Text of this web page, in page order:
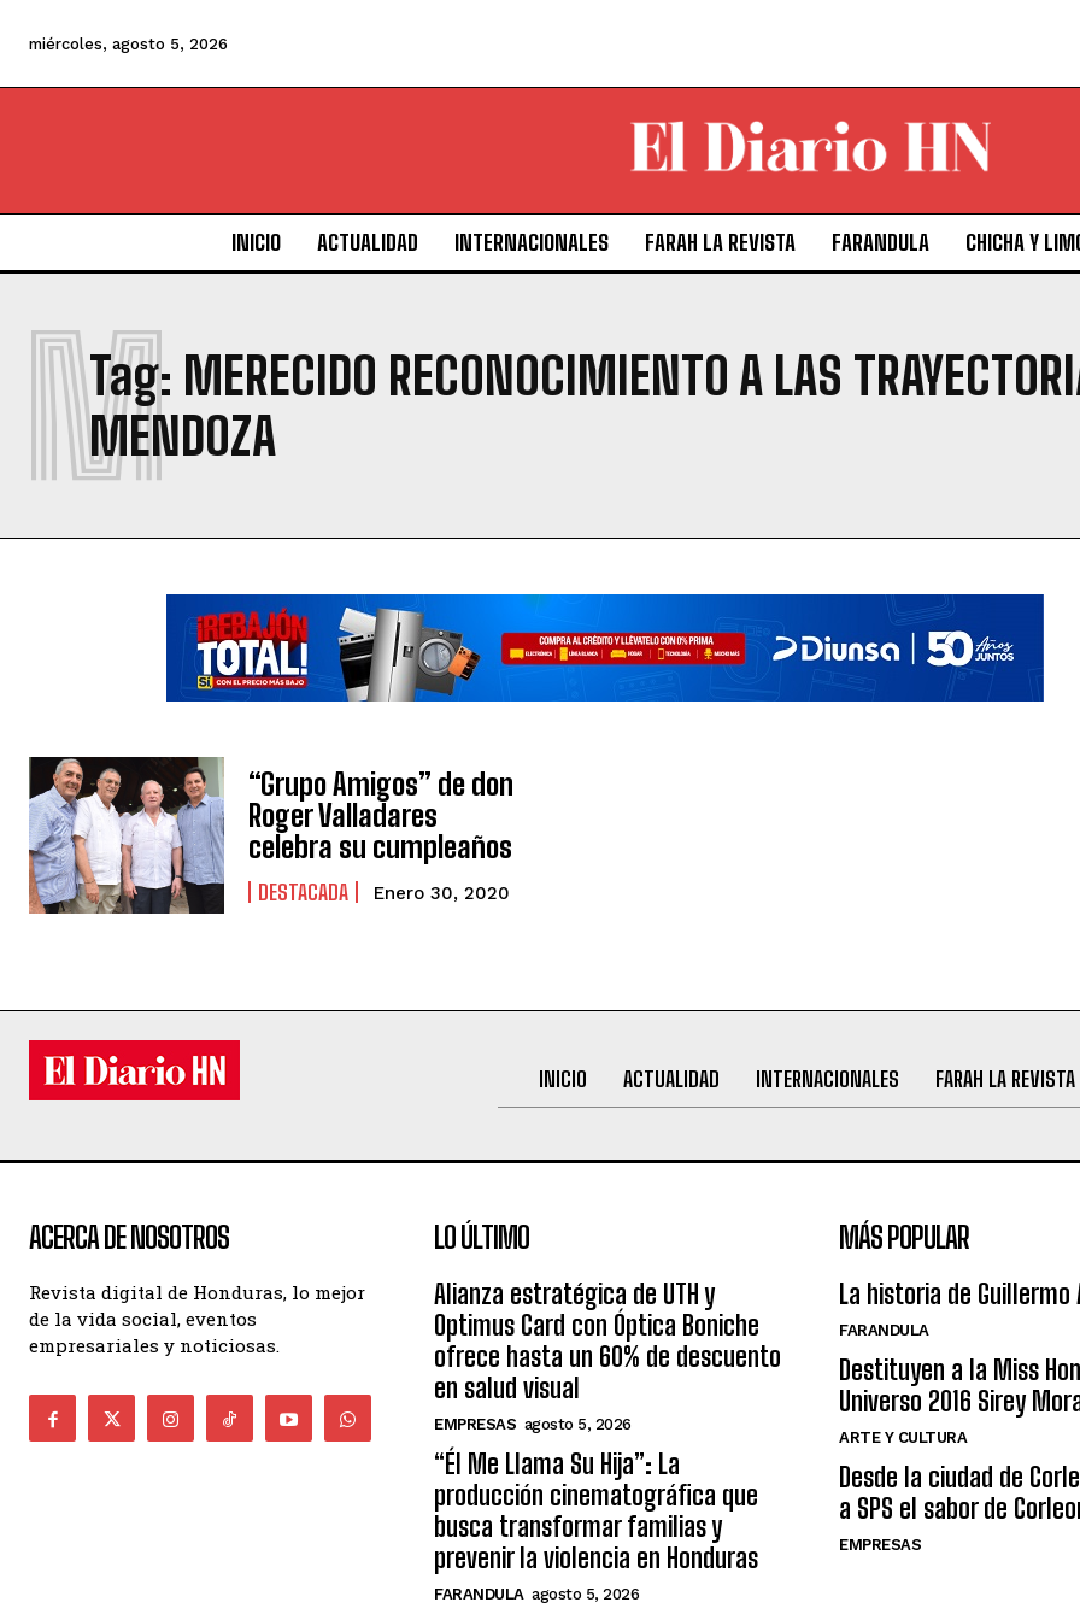
miércoles, agosto 5, 2026
INICIO ACTUALIDAD INTERNACIONALES FARAH LA REVISTA FARANDULA CHICHA Y
Tag: MERECIDO RECONOCIMIENTO A LAS
MENDOZA
M
“Grupo Amigos” de don
Roger Valladares
celebra su cumpleaños
DESTACADA Enero 30, 2020
INICIO ACTUALIDAD INTERNACIONALES FARAH LA REVISTA
ACERCA DE NOSOTROS
Revista digital de Honduras, lo mejor
de la vida social, eventos
empresariales y noticiosas.
LO ÚLTIMO
Alianza estratégica de UTH y
Optimus Card con Óptica Boniche
ofrece hasta un 60% de descuento
en salud visual
EMPRESAS agosto 5, 2026
“Él Me Llama Su Hija”: La
producción cinematográfica que
busca transformar familias y
prevenir la violencia en Honduras
FARANDULA agosto 5, 2026
MÁS POPULAR
La historia de Guillermo
FARANDULA
Destituyen a la Miss
Universo 2016 Sirey
ARTE Y CULTURA
Desde la ciudad de
a SPS el sabor de
EMPRESAS